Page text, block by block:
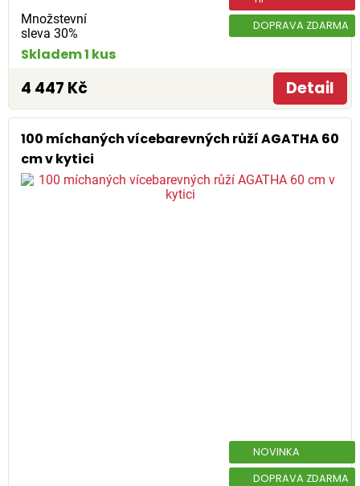
Množstevní
sleva 30%
DOPRAVA ZDARMA
Skladem 1 kus
4 447 Kč Detail
100 míchaných vícebarevných růží AGATHA 60
cm v kytici
NOVINKA
DOPRAVA ZDARMA